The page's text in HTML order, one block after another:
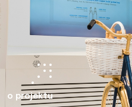
o projektu